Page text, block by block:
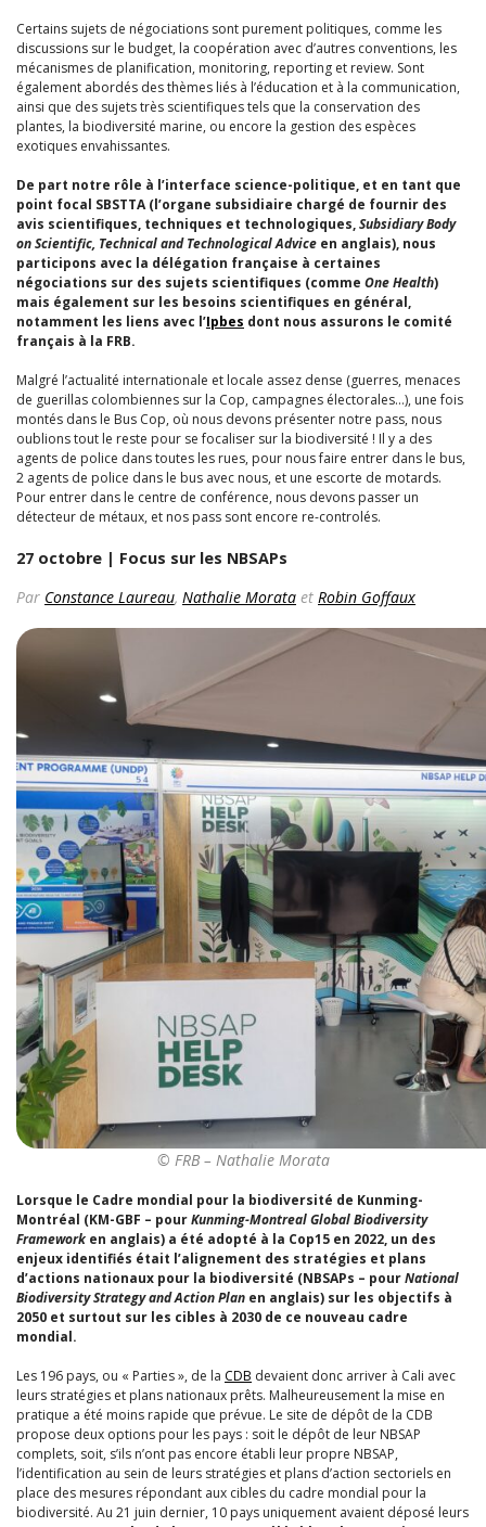
Certains sujets de négociations sont purement politiques, comme les
discussions sur le budget, la coopération avec d’autres conventions, les
mécanismes de planification, monitoring, reporting et review. Sont
également abordés des thèmes liés à l’éducation et à la communication,
ainsi que des sujets très scientifiques tels que la conservation des
plantes, la biodiversité marine, ou encore la gestion des espèces
exotiques envahissantes.
De part notre rôle à l’interface science-politique, et en tant que
point focal SBSTTA (l’organe subsidiaire chargé de fournir des
avis scientifiques, techniques et technologiques,Subsidiary Body
on Scientific, Technical and Technological Advice en anglais), nous
participons avec la délégation française à certaines
négociations sur des sujets scientifiques (comme One Health)
mais également sur les besoins scientifiques en général,
notamment les liens avec l’Ipbes dont nous assurons le comité
français à la FRB.
Malgré l’actualité internationale et locale assez dense (guerres, menaces
de guerillas colombiennes sur la Cop, campagnes électorales…), une fois
montés dans le Bus Cop, où nous devons présenter notre pass, nous
oublions tout le reste pour se focaliser sur la biodiversité ! Il y a des
agents de police dans toutes les rues, pour nous faire entrer dans le bus,
2 agents de police dans le bus avec nous, et une escorte de motards.
Pour entrer dans le centre de conférence, nous devons passer un
détecteur de métaux, et nos pass sont encore re-controlés.
27 octobre | Focus sur les NBSAPs
Par Constance Laureau, Nathalie Morata et Robin Goffaux
© FRB – Nathalie Morata
Lorsque le Cadre mondial pour la biodiversité de Kunming-
Montréal (KM-GBF – pourKunming-Montreal Global Biodiversity
Framework en anglais) a été adopté à la Cop15 en 2022, un des
enjeux identifiés était l’alignement des stratégies et plans
d’actions nationaux pour la biodiversité (NBSAPs – pourNational
Biodiversity Strategy and Action Plan en anglais) sur les objectifs à
2050 et surtout sur les cibles à 2030 de ce nouveau cadre
mondial.
Les 196 pays, ou « Parties », de la CDB devaient donc arriver à Cali avec
leurs stratégies et plans nationaux prêts. Malheureusement la mise en
pratique a été moins rapide que prévue. Le site de dépôt de la CDB
propose deux options pour les pays : soit le dépôt de leur NBSAP
complets, soit, s’ils n’ont pas encore établi leur propre NBSAP,
l’identification au sein de leurs stratégies et plans d’action sectoriels en
place des mesures répondant aux cibles du cadre mondial pour la
biodiversité. Au 21 juin dernier, 10 pays uniquement avaient déposé leurs